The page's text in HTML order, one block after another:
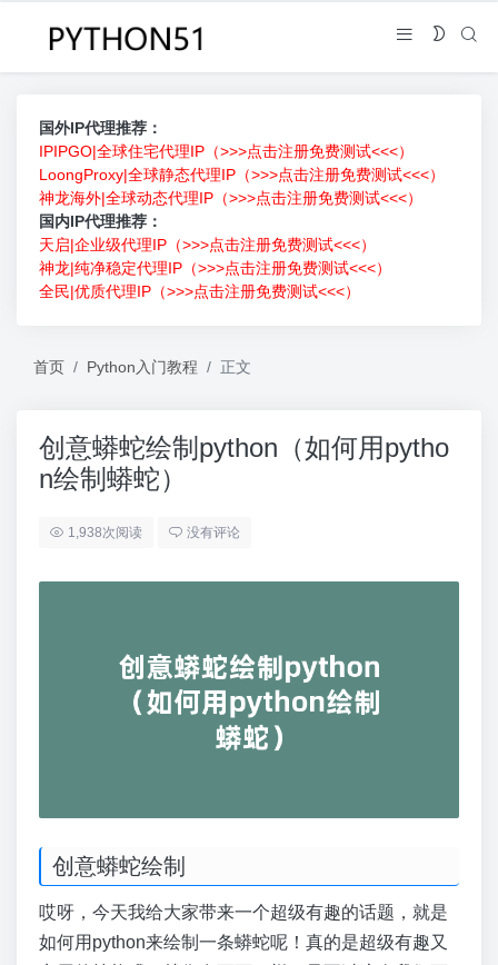
国外IP代理推荐：
IPIPGO|全球住宅代理IP（>>>点击注册免费测试<<<）
LoongProxy|全球静态代理IP（>>>点击注册免费测试<<<）
神龙海外|全球动态代理IP（>>>点击注册免费测试<<<）
国内IP代理推荐：
天启|企业级代理IP（>>>点击注册免费测试<<<）
神龙|纯净稳定代理IP（>>>点击注册免费测试<<<）
全民|优质代理IP（>>>点击注册免费测试<<<）
首页 Python入门教程 正文
创意蟒蛇绘制python（如何用pytho
n绘制蟒蛇）
1,938次阅读 没有评论
创意蟒蛇绘制
哎呀，今天我给大家带来一个超级有趣的话题，就是
如何用python来绘制一条蟒蛇呢！真的是超级有趣又